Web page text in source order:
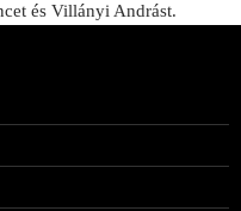
és Villányi Andrást.